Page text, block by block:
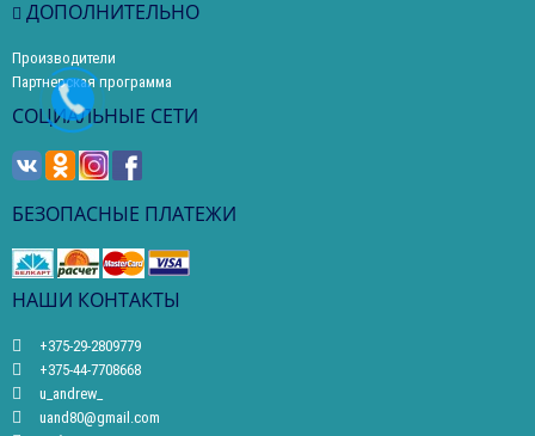
ДОПОЛНИТЕЛЬНО
Производители
Партнерская программа
СОЦИАЛЬНЫЕ СЕТИ
БЕЗОПАСНЫЕ ПЛАТЕЖИ
НАШИ КОНТАКТЫ
+375-29-2809779
+375-44-7708668
u_andrew_
uand80@gmail.com